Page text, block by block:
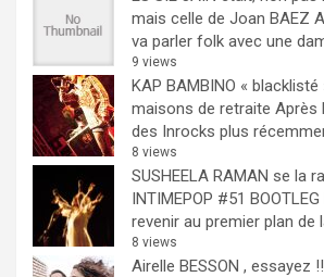
mais celle de Joan BAEZ
va parler folk avec une
9 views
KAP BAMBINO « blacklisté
maisons de retraite Après
des Inrocks plus
8 views
SUSHEELA RAMAN se la
INTIMEPOP #51 BOOTLEG
revenir au premier plan de
8 views
Airelle BESSON , essayez !!